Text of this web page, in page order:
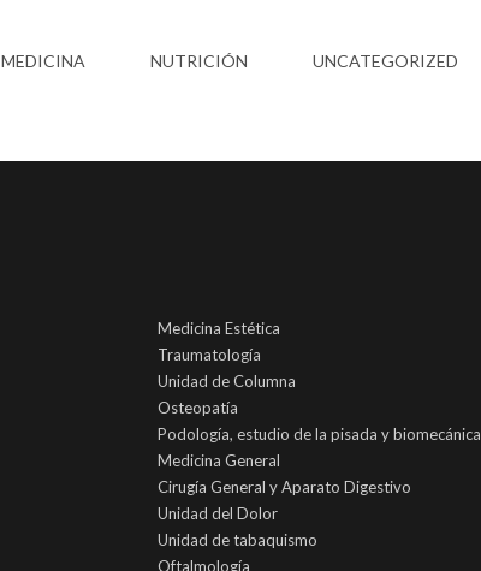
MEDICINA NUTRICIÓN UNCATEGORIZED
Medicina Estética
Traumatología
Unidad de Columna
Osteopatía
Podología, estudio de la pisada y biomecánica
Medicina General
Cirugía General y Aparato Digestivo
Unidad del Dolor
Unidad de tabaquismo
Oftalmología